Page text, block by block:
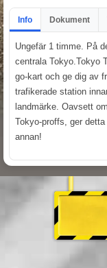
Info Dokument
Ungefär 1 timme. På
centrala Tokyo.Tokyo
go-kart och ge dig av
trafikerade station
landmärke. Oavsett
Tokyo-proffs, ger
annan!